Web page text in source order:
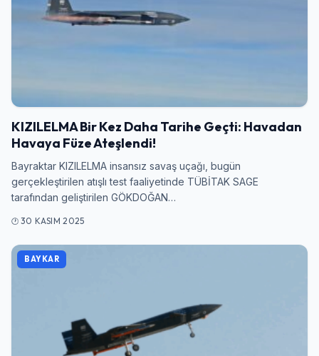
KIZILELMA Bir Kez Daha Tarihe Geçti: Havadan
Havaya Füze Ateşlendi!
Bayraktar KIZILELMA insansız savaş uçağı, bugün
gerçekleştirilen atışlı test faaliyetinde TÜBİTAK SAGE
tarafından geliştirilen GÖKDOĞAN…
30 KASIM 2025
BAYKAR
Giriş Yap
Şifre
Giriş Yap